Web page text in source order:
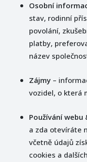
Osobní
stav, rodinní
povolání,
platby,
název
Zájmy –
vozidel, o která
Používání webu
a zda otevíráte
včetně údajů
cookies a